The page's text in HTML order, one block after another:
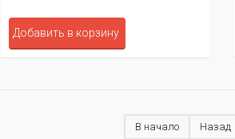
Добавить в корзину
В начало Назад